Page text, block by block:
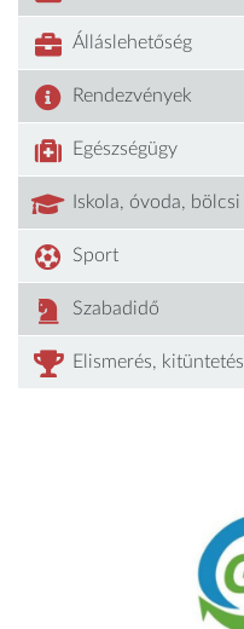
Álláslehetőség
Rendezvények
Egészségügy
Iskola, óvoda, bölcsi
Sport
Szabadidő
Elismerés, kitüntetés